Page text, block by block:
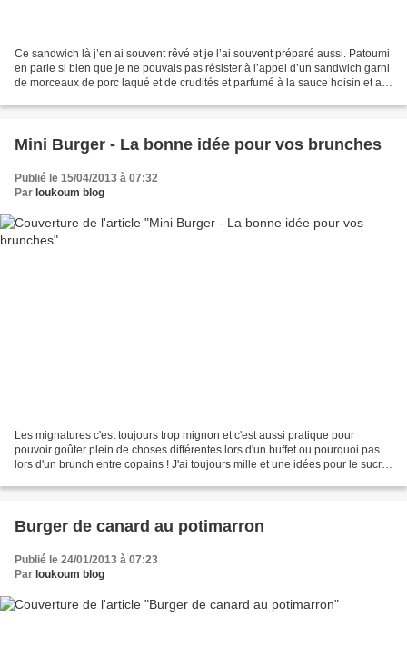
Ce sandwich là j’en ai souvent rêvé et je l’ai souvent préparé aussi. Patoumi
en parle si bien que je ne pouvais pas résister à l’appel d’un sandwich garni
de morceaux de porc laqué et de crudités et parfumé à la sauce hoisin et au
Mini Burger - La bonne idée pour vos brunches
Publié le 15/04/2013 à 07:32
Par loukoum blog
Les mignatures c'est toujours trop mignon et c'est aussi pratique pour
pouvoir goûter plein de choses différentes lors d'un buffet ou pourquoi pas
lors d'un brunch entre copains ! J'ai toujours mille et une idées pour le sucré
Burger de canard au potimarron
Publié le 24/01/2013 à 07:23
Par loukoum blog